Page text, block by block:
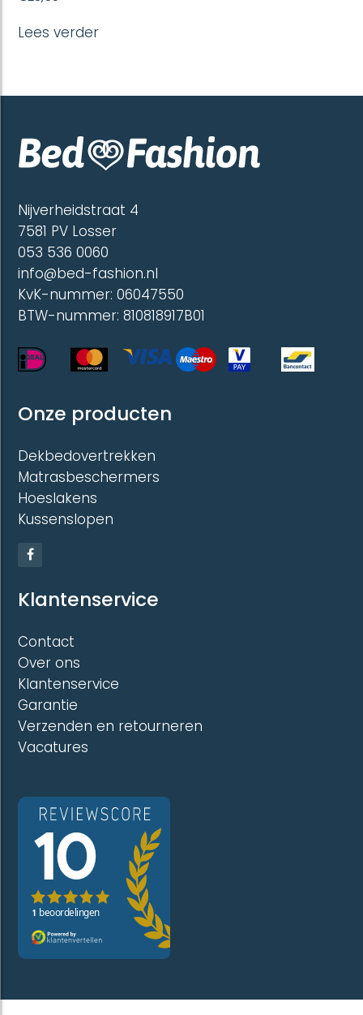
Lees verder
Nijverheidstraat 4
7581 PV Losser
053 536 0060
info@bed-fashion.nl
KvK-nummer: 06047550
BTW-nummer: 810818917B01
Onze producten
Dekbedovertrekken
Matrasbeschermers
Hoeslakens
Kussenslopen
Klantenservice
Contact
Over ons
Klantenservice
Garantie
Verzenden en retourneren
Vacatures